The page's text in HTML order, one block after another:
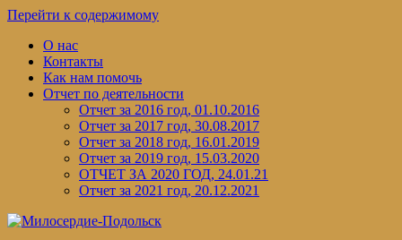
Перейти к содержимому
О нас
Контакты
Как нам помочь
Отчет по деятельности
Отчет за 2016 год, 01.10.2016
Отчет за 2017 год, 30.08.2017
Отчет за 2018 год, 16.01.2019
Отчет за 2019 год, 15.03.2020
ОТЧЕТ ЗА 2020 ГОД, 24.01.21
Отчет за 2021 год, 20.12.2021